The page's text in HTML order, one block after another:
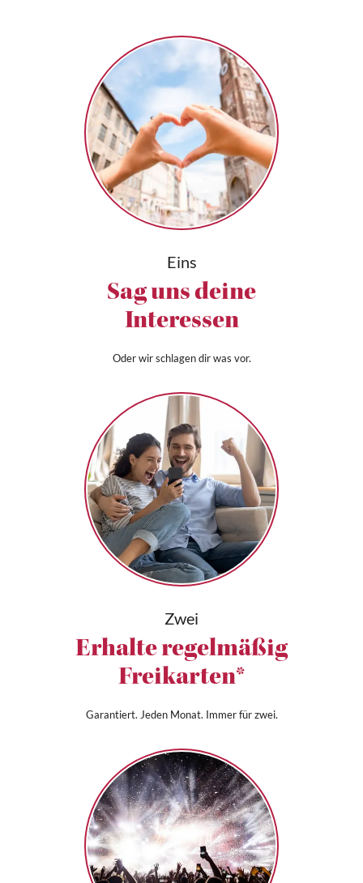
Eins
Sag uns deine
Interessen
Oder wir schlagen dir was vor.
Zwei
Erhalte regelmäßig
Freikarten*
Garantiert. Jeden Monat. Immer für zwei.